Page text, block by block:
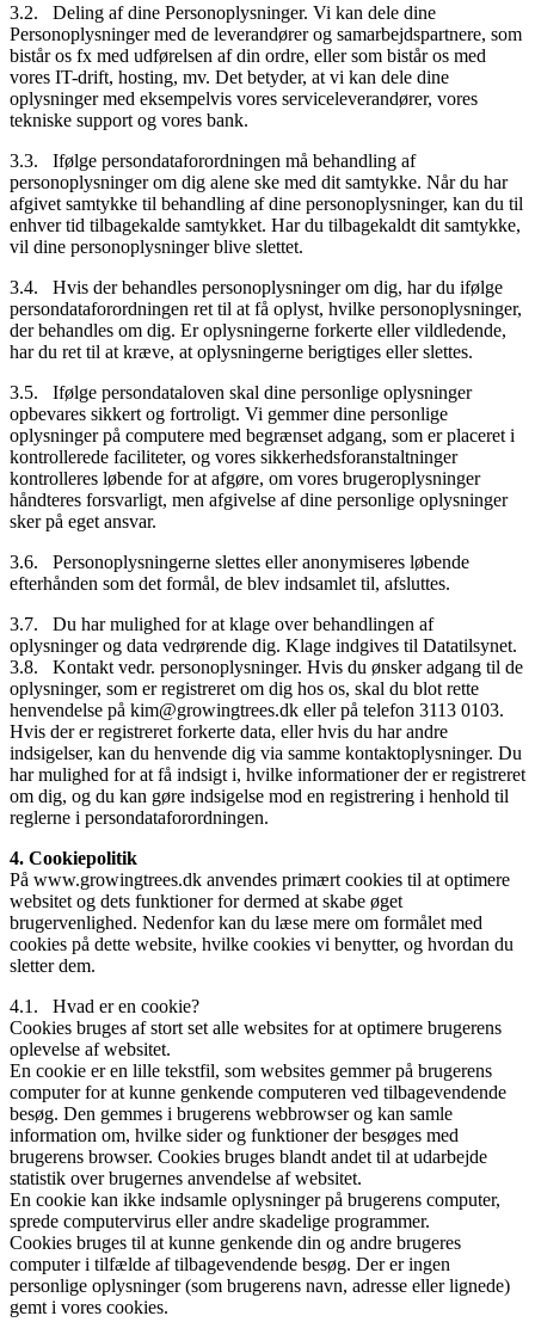
3.2. Deling af dine Personoplysninger. Vi kan dele dine
Personoplysninger med de leverandører og samarbejdspartnere, som
bistår os fx med udførelsen af din ordre, eller som bistår os med
vores IT-drift, hosting, mv. Det betyder, at vi kan dele dine
oplysninger med eksempelvis vores serviceleverandører, vores
tekniske support og vores bank.
3.3. Ifølge persondataforordningen må behandling af
personoplysninger om dig alene ske med dit samtykke. Når du har
afgivet samtykke til behandling af dine personoplysninger, kan du til
enhver tid tilbagekalde samtykket. Har du tilbagekaldt dit samtykke,
vil dine personoplysninger blive slettet.
3.4. Hvis der behandles personoplysninger om dig, har du ifølge
persondataforordningen ret til at få oplyst, hvilke personoplysninger,
der behandles om dig. Er oplysningerne forkerte eller vildledende,
har du ret til at kræve, at oplysningerne berigtiges eller slettes.
3.5. Ifølge persondataloven skal dine personlige oplysninger
opbevares sikkert og fortroligt. Vi gemmer dine personlige
oplysninger på computere med begrænset adgang, som er placeret i
kontrollerede faciliteter, og vores sikkerhedsforanstaltninger
kontrolleres løbende for at afgøre, om vores brugeroplysninger
håndteres forsvarligt, men afgivelse af dine personlige oplysninger
sker på eget ansvar.
3.6. Personoplysningerne slettes eller anonymiseres løbende
efterhånden som det formål, de blev indsamlet til, afsluttes.
3.7. Du har mulighed for at klage over behandlingen af
oplysninger og data vedrørende dig. Klage indgives til Datatilsynet.
3.8. Kontakt vedr. personoplysninger. Hvis du ønsker adgang til de
oplysninger, som er registreret om dig hos os, skal du blot rette
henvendelse på kim@growingtrees.dk eller på telefon 3113 0103.
Hvis der er registreret forkerte data, eller hvis du har andre
indsigelser, kan du henvende dig via samme kontaktoplysninger. Du
har mulighed for at få indsigt i, hvilke informationer der er registreret
om dig, og du kan gøre indsigelse mod en registrering i henhold til
reglerne i persondataforordningen.
4. Cookiepolitik
På www.growingtrees.dk anvendes primært cookies til at optimere
websitet og dets funktioner for dermed at skabe øget
brugervenlighed. Nedenfor kan du læse mere om formålet med
cookies på dette website, hvilke cookies vi benytter, og hvordan du
sletter dem.
4.1. Hvad er en cookie?
Cookies bruges af stort set alle websites for at optimere brugerens
oplevelse af websitet.
En cookie er en lille tekstfil, som websites gemmer på brugerens
computer for at kunne genkende computeren ved tilbagevendende
besøg. Den gemmes i brugerens webbrowser og kan samle
information om, hvilke sider og funktioner der besøges med
brugerens browser. Cookies bruges blandt andet til at udarbejde
statistik over brugernes anvendelse af websitet.
En cookie kan ikke indsamle oplysninger på brugerens computer,
sprede computervirus eller andre skadelige programmer.
Cookies bruges til at kunne genkende din og andre brugeres
computer i tilfælde af tilbagevendende besøg. Der er ingen
personlige oplysninger (som brugerens navn, adresse eller lignede)
gemt i vores cookies.